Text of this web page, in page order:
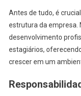
Antes de tudo, é
estrutura da empresa.
desenvolvimento
estagiários,
crescer em um